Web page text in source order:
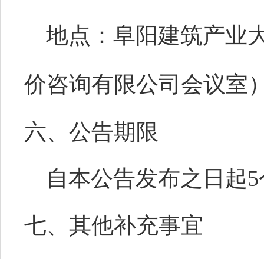
地点：阜阳建筑产业
价咨询有限公司会议室
六、公告期限
自本公告发布之日起5
七、 其他补充事宜